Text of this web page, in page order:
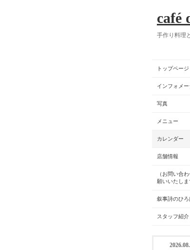
café
手作り料理
トップページ
インフォメー
写真
メニュー
カレンダー
店舗情報
（お問い合
願いいたしま
叙事詩のひろ
スタッフ紹介